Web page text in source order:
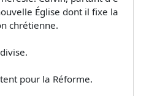
Église dont il fixe la
chrétienne.
pour la Réforme.